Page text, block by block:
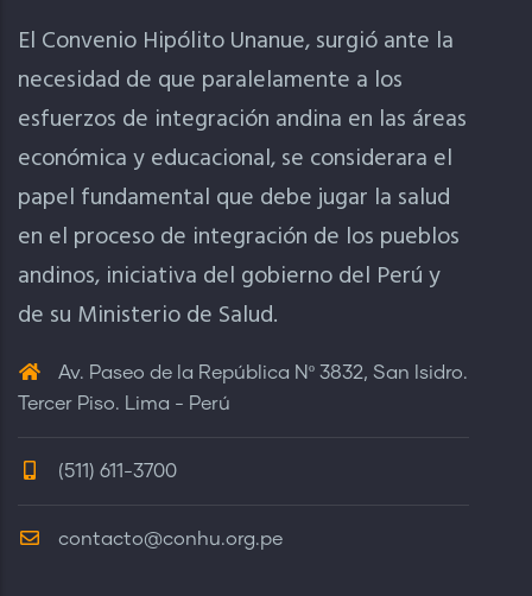
El Convenio Hipólito Unanue, surgió ante la
necesidad de que paralelamente a los
esfuerzos de integración andina en las áreas
económica y educacional, se considerara el
papel fundamental que debe jugar la salud
en el proceso de integración de los pueblos
andinos, iniciativa del gobierno del Perú y
de su Ministerio de Salud.
Av. Paseo de la República Nº 3832, San Isidro.
Tercer Piso. Lima - Perú
(511) 611-3700
contacto@conhu.org.pe